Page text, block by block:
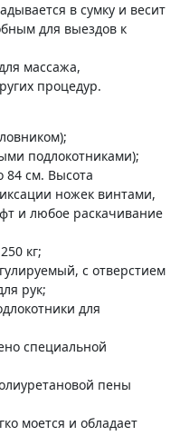
в сумку и весит
для выездов к
массажа,
процедур.
подлокотниками);
84 см. Высота
ножек винтами,
и любое раскачивание
кг;
с отверстием
рук;
для
специальной
пены
моется и обладает